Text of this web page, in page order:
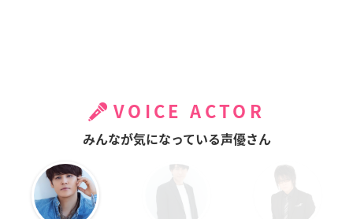
VOICE ACTOR
みんなが気になっている声優さん